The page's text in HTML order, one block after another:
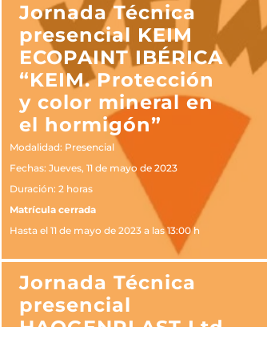
Jornada Técnica
presencial KEIM
ECOPAINT IBÉRICA
“KEIM. Protección
y color mineral en
el hormigón”
Modalidad: Presencial
Fechas: Jueves, 11 de mayo de 2023
Duración: 2 horas
Matrícula cerrada
Hasta el 11 de mayo de 2023 a las 13:00 h
Jornada Técnica
presencial
HAOGENPLAST Ltd